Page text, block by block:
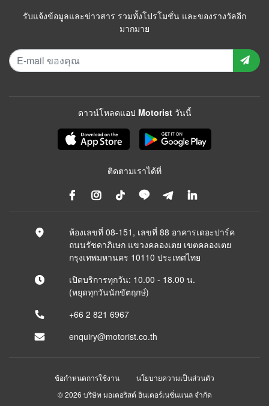
รับแจ้งข้อมูลและข่าวสาร รวมทั้งโปรโมชั่น และของรางวัลอีก
มากมาย
ดาวน์โหลดแอป Motorist วันนี้
ติดตามเราได้ที่
ห้องเลขที่ 08-151, เลขที่ 88 อาคารเดอะปาร์ค
ถนนรัชดาภิเษก แขวงคลองเตย เขตคลองเตย
กรุงเทพมหานคร 10110 ประเทศไทย
เปิดบริการทุกวัน: 10.00 - 18.00 น.
(หยุดทุกวันนักขัตฤกษ์)
+66 2 821 6967
enquiry@motorist.co.th
ข้อกำหนดการใช้งาน
นโยบายความเป็นส่วนตัว
© 2026 บริษัท มอเตอริสต์ อินเตอร์เนชั่นแนล จำกัด